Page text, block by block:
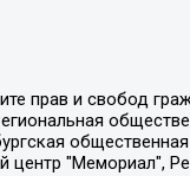
Гималова Регина Эмилевна, Григорьев Андрей Валерьевич, Григорьева Алина Александровна, Ассоциация по содействию защите прав призывников, альтернативнослужащих и военнослужащих "Правозащитная группа "Гражданин.Армия.Право", Хисамова Регина Фаритовна, Автономная некоммерческая организация по реализации социально-правовых программ "Лилит", Дальневосточное общественное движение "Маяк", Санкт-Петербургская ЛГБТ-инициативная группа "Выход", Инициативная группа ЛГБТ+ "Реверс", Алексеев Андрей Викторович, Бекбулатова Таисия Львовна, Беляев Иван Михайлович, Владыкина Елена Сергеевна, Гельман Марат Александрович, Никульшина Вероника Юрьевна, Толоконникова Надежда Андреевна, Шендерович Виктор Анатольевич, Общество с ограниченной ответственностью "Данное сообщение", Общество с ограниченной ответственностью Издательский дом "Новая глава", Айнбиндер Александра Александровна, Московский комьюнити-центр для ЛГБТ+инициатив, Благотворительный фонд развития филантропии, Deutsche Welle (Германия, Kurt-Schumacher-Strasse 3, 53113 Bonn), Борзунова Мария Михайловна, Воробьев Виктор Викторович, Голубева Анна Львовна, Константинова Алла Михайловна, Малкова Ирина Владимировна, Мурадов Мурад